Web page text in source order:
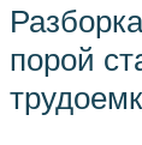
порой